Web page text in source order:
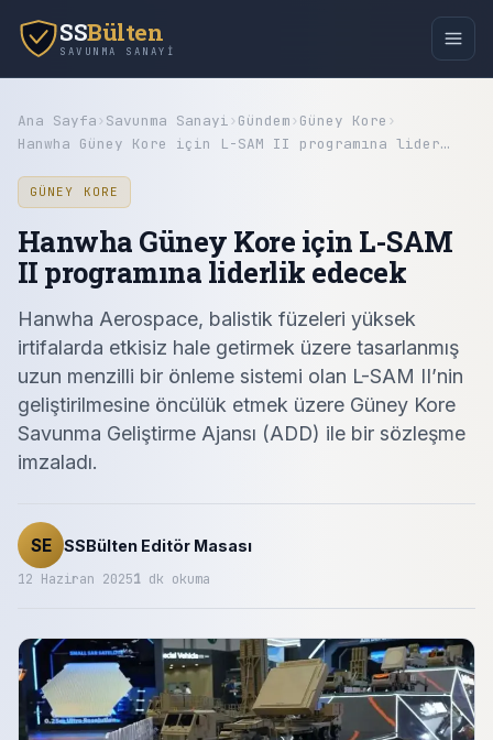
SSBülten
SAVUNMA SANAYI
Ana Sayfa› Savunma Sanayi› Gündem› Güney Kore ›
Hanwha Güney Kore için L-SAM II programına lider…
GÜNEY KORE
Hanwha Güney Kore için L-SAM
II programına liderlik edecek
Hanwha Aerospace, balistik füzeleri yüksek
irtifalarda etkisiz hale getirmek üzere tasarlanmış
uzun menzilli bir önleme sistemi olan L-SAM II’nin
geliştirilmesine öncülük etmek üzere Güney Kore
Savunma Geliştirme Ajansı (ADD) ile bir sözleşme
imzaladı.
SE SSBülten Editör Masası
12 Haziran 20251 dk okuma